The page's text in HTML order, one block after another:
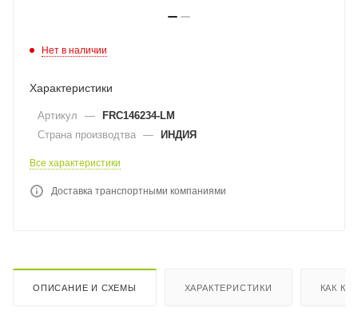
Нет в наличии
Характеристики
Артикул — FRC146234-LM
Страна производтва — ИНДИЯ
Все характеристики
Доставка транспортными компаниями
ОПИСАНИЕ И СХЕМЫ ХАРАКТЕРИСТИКИ КАК